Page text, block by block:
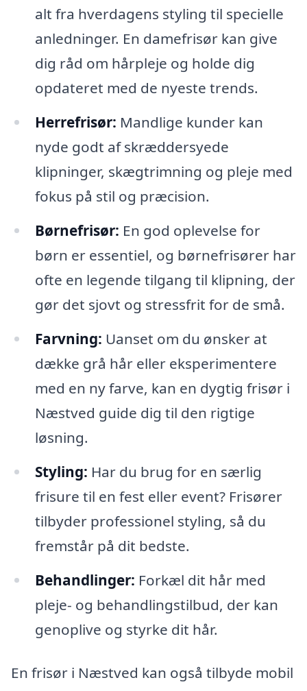
alt fra hverdagens styling til specielle
anledninger. En damefrisør kan give
dig råd om hårpleje og holde dig
opdateret med de nyeste trends.
Herrefrisør: Mandlige kunder kan
nyde godt af skræddersyede
klipninger, skægtrimning og pleje med
fokus på stil og præcision.
Børnefrisør: En god oplevelse for
børn er essentiel, og børnefrisører har
ofte en legende tilgang til klipning, der
gør det sjovt og stressfrit for de små.
Farvning: Uanset om du ønsker at
dække grå hår eller eksperimentere
med en ny farve, kan en dygtig frisør i
Næstved guide dig til den rigtige
løsning.
Styling: Har du brug for en særlig
frisure til en fest eller event? Frisører
tilbyder professionel styling, så du
fremstår på dit bedste.
Behandlinger: Forkæl dit hår med
pleje- og behandlingstilbud, der kan
genoplive og styrke dit hår.
En frisør i Næstved kan også tilbyde mobil